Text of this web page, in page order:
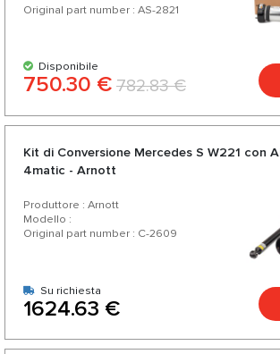
Original part number : AS-2821
Disponibile
750.30 € 782.83 €
Kit di Conversione Mercedes S W221 con
4matic - Arnott
Produttore : Arnott
Modello :
Original part number : C-2609
Su richiesta
1624.63 €